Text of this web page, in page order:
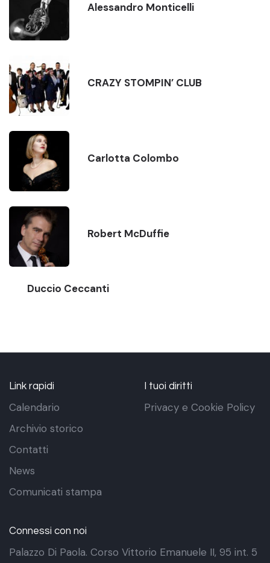
Alessandro Monticelli
CRAZY STOMPIN’ CLUB
Carlotta Colombo
Robert McDuffie
Duccio Ceccanti
Link rapidi
Calendario
Archivio storico
Contatti
News
Comunicati stampa
I tuoi diritti
Privacy e Cookie Policy
Connessi con noi
Palazzo Di Paola. Corso Vittorio Emanuele II, 95 int. 5